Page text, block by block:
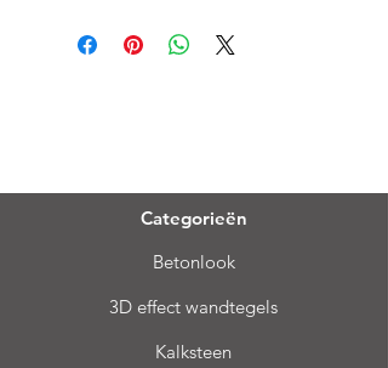
Categorieën
Betonlook
3D effect wandtegels
Kalksteen